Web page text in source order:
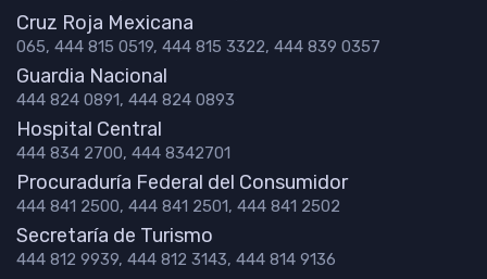
Cruz Roja Mexicana
065, 444 815 0519, 444 815 3322, 444 839 0357
Guardia Nacional
444 824 0891, 444 824 0893
Hospital Central
444 834 2700, 444 8342701
Procuraduría Federal del Consumidor
444 841 2500, 444 841 2501, 444 841 2502
Secretaría de Turismo
444 812 9939, 444 812 3143, 444 814 9136